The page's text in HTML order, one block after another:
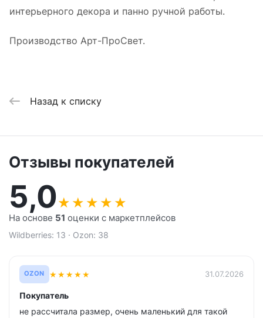
интерьерного декора и панно ручной работы.
Производство Арт-ПроСвет.
Назад к списку
Отзывы покупателей
5,0★ ★ ★ ★ ★
На основе 51 оценки с маркетплейсов
Wildberries: 13 · Ozon: 38
OZON ★★★★★ 31.07.2026
Покупатель
не рассчитала размер, очень маленький для такой